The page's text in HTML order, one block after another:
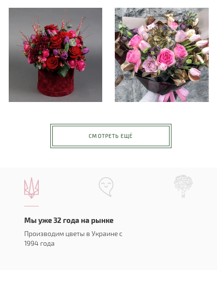
СМОТРЕТЬ ЕЩЁ
Мы уже 32 года на рынке
Производим цветы в Украине с
1994 года